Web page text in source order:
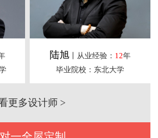
陆旭丨从业经验： 12年
毕业院校：东北大学
更多设计师 >